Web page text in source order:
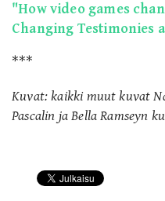
"How video games
Changing Testimonies
***
Kuvat: kaikki muut kuvat
Pascalin ja Bella Ramseyn